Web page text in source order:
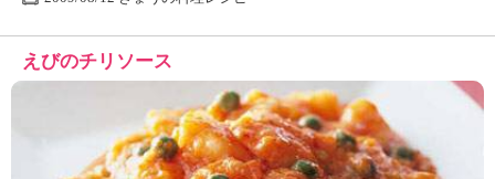
えびのチリソース